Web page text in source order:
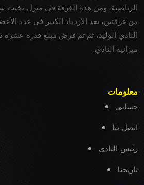
الرياضية، ومن هذه الغرفة في منزل بخيت
من غرفتين، بعد الازدياد الكبير في عدد
النادي الوليد، ثم تم فرض مبلغ قدره
ميزانية النادي.
معلومات
حسابي
اتصل بنا
رئيس النادي
تاريخنا